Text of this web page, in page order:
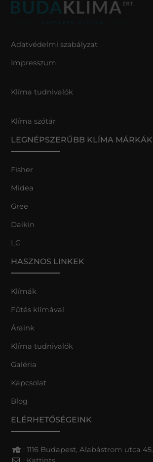
Adatvédelmi szabályzat
Impresszum
Klíma tudnivalók
Klíma szótár
LEGNÉPSZERŰBB KLÍMA MÁRKÁK
Fisher
Midea
Gree
Daikin
LG
HASZNOS LINKEK
Klímák
Fűtés klímával
Áraink
Klíma tudnivalók
Galéria
Kapcsolat
Blog
ELÉRHETŐSÉGEINK
: 1116 Budapest, Alabástrom utca 45.